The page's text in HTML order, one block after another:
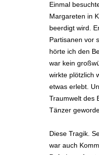
Einmal
Margareten in
beerdigt wird.
Partisanen vor
hörte ich den
war kein
wirkte plötzlich
etwas erlebt.
Traumwelt des
Tänzer
Diese Tragik.
war auch